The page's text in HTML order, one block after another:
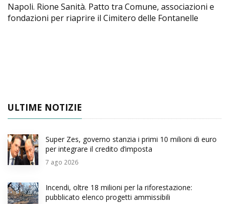
Napoli. Rione Sanità. Patto tra Comune, associazioni e
fondazioni per riaprire il Cimitero delle Fontanelle
ULTIME NOTIZIE
Super Zes, governo stanzia i primi 10 milioni di euro
per integrare il credito d’imposta
7 ago 2026
Incendi, oltre 18 milioni per la riforestazione:
pubblicato elenco progetti ammissibili